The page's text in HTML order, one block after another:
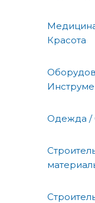
Красота
Одежда /